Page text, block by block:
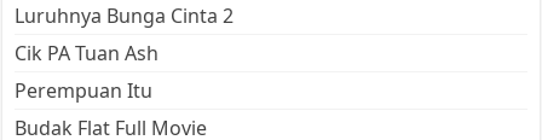
Luruhnya Bunga Cinta 2
Cik PA Tuan Ash
Perempuan Itu
Budak Flat Full Movie